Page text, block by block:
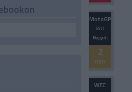
MotoGP
Brit
Nagydíj
2
nap
WEC